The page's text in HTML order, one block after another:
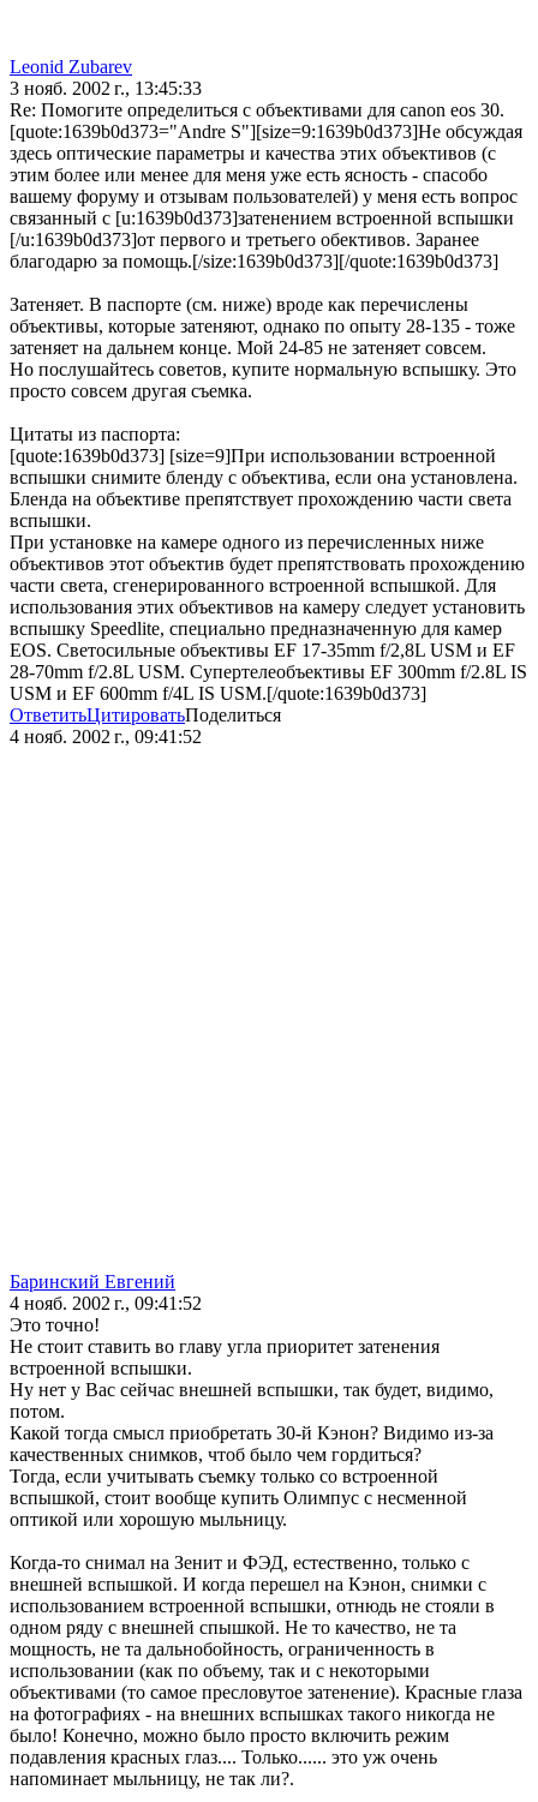
Leonid Zubarev
3 нояб. 2002 г., 13:45:33
Re: Помогите определиться с объективами для canon eos 30.
[quote:1639b0d373="Andre S"][size=9:1639b0d373]Не обсуждая
здесь оптические параметры и качества этих объективов (с
этим более или менее для меня уже есть ясность - спасобо
вашему форуму и отзывам пользователей) у меня есть вопрос
связанный с [u:1639b0d373]затенением встроенной вспышки
[/u:1639b0d373]от первого и третьего обективов. Заранее
благодарю за помощь.[/size:1639b0d373][/quote:1639b0d373]
Затеняет. В паспорте (см. ниже) вроде как перечислены
объективы, которые затеняют, однако по опыту 28-135 - тоже
затеняет на дальнем конце. Мой 24-85 не затеняет совсем.
Но послушайтесь советов, купите нормальную вспышку. Это
просто совсем другая съемка.
Цитаты из паспорта:
[quote:1639b0d373] [size=9]При использовании встроенной
вспышки снимите бленду с объектива, если она установлена.
Бленда на объективе препятствует прохождению части света
вспышки.
При установке на камере одного из перечисленных ниже
объективов этот объектив будет препятствовать прохождению
части света, сгенерированного встроенной вспышкой. Для
использования этих объективов на камеру следует установить
вспышку Speedlite, специально предназначенную для камер
EOS. Светосильные объективы EF 17-35mm f/2,8L USM и EF
28-70mm f/2.8L USM. Супертелеобъективы EF 300mm f/2.8L IS
USM и EF 600mm f/4L IS USM.[/quote:1639b0d373]
ОтветитьЦитироватьПоделиться
4 нояб. 2002 г., 09:41:52
Баринский Евгений
4 нояб. 2002 г., 09:41:52
Это точно!
Не стоит ставить во главу угла приоритет затенения
встроенной вспышки.
Ну нет у Вас сейчас внешней вспышки, так будет, видимо,
потом.
Какой тогда смысл приобретать 30-й Кэнон? Видимо из-за
качественных снимков, чтоб было чем гордиться?
Тогда, если учитывать съемку только со встроенной
вспышкой, стоит вообще купить Олимпус с несменной
оптикой или хорошую мыльницу.
Когда-то снимал на Зенит и ФЭД, естественно, только с
внешней вспышкой. И когда перешел на Кэнон, снимки с
использованием встроенной вспышки, отнюдь не стояли в
одном ряду с внешней спышкой. Не то качество, не та
мощность, не та дальнобойность, ограниченность в
использовании (как по объему, так и с некоторыми
объективами (то самое пресловутое затенение). Красные глаза
на фотографиях - на внешних вспышках такого никогда не
было! Конечно, можно было просто включить режим
подавления красных глаз.... Только...... это уж очень
напоминает мыльницу, не так ли?.